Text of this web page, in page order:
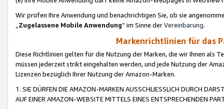
Wir prüfen Ihre Anwendung und benachrichtigen Sie, ob sie
„Zugelassene Mobile Anwendung“ im Sinne derVereinbarung.
Markenrichtlinien für das
Diese Richtlinien gelten für die Nutzung der Marken, die wir Ihnen als
müssen jederzeit strikt eingehalten werden, und jede Nutzung der
Lizenzen bezüglich Ihrer Nutzung der Amazon-Marken.
1. SIE DÜRFEN DIE AMAZON-MARKEN AUSSCHLIESSLICH DURCH
AUF EINER AMAZON-WEBSITE MITTELS EINES ENTSPRECHENDEN